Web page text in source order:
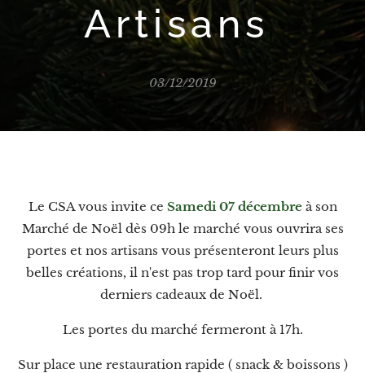
Artisans
03/12/2019
Le CSA vous invite ce Samedi 07 décembreà son
Marché de Noël dès 09h le marché vous ouvrira ses
portes et nos artisans vous présenteront leurs plus
belles créations, il n'est pas trop tard pour finir vos
derniers cadeaux de Noël.
Les portes du marché fermeront à 17h.
Sur place une restauration rapide ( snack & boissons )